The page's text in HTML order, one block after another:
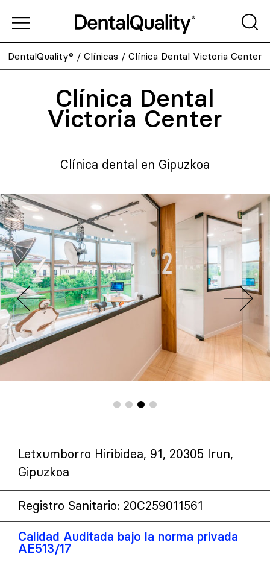
DentalQuality® / Clínicas / Clínica Dental Victoria Center
Clínica Dental
Victoria Center
Clínica dental en Gipuzkoa
Letxumborro Hiribidea, 91, 20305 Irun,
Gipuzkoa
Registro Sanitario: 20C259011561
Calidad Auditada bajo la norma privada
AE513/17